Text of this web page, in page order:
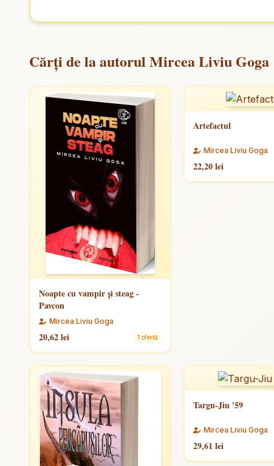
Cărți de la autorul Mircea Liviu Goga
Noapte cu vampir și steag -
Pavcon
Mircea Liviu Goga
20,62 lei 1 ofertă
Artefactul
Mircea Liviu Goga
22,20 lei
Targu-Jiu '59
Mircea Liviu Goga
29,61 lei